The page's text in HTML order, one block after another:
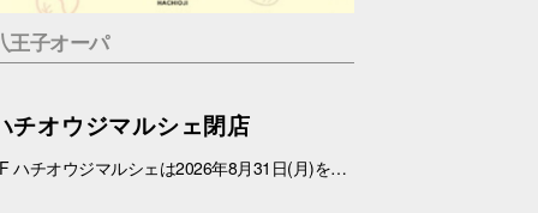
王子オーパ
チオウジマルシェ閉店
1F ハチオウジマルシェは2026年8月31日(月)をもちまして、営業を終了させていただきます。 これまでのご愛顧ありがとうございました。 また、1Fフロアにつきましては、今冬にリニューアルを予定しております。